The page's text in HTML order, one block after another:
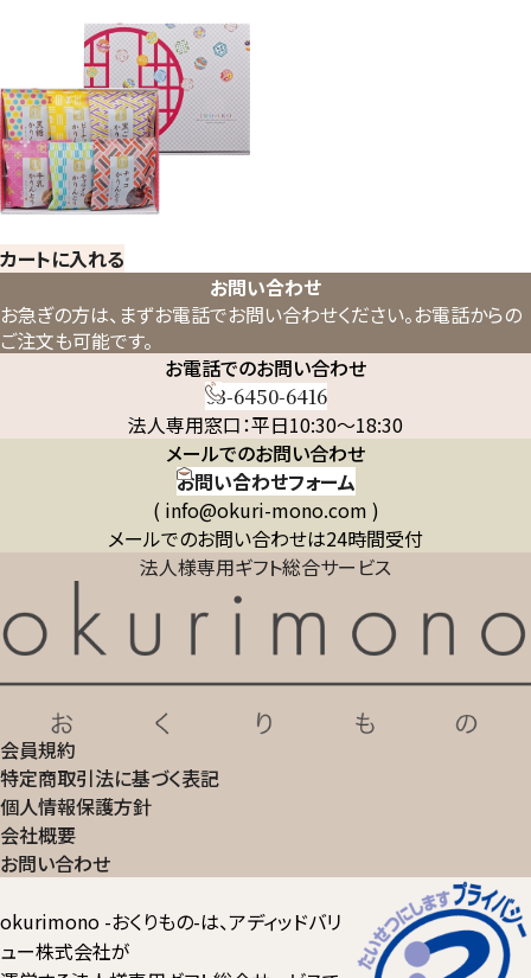
カートに入れる
お問い合わせ
お急ぎの方は、まずお電話でお問い合わせください。お電話からの
ご注文も可能です。
お電話でのお問い合わせ
03-6450-6416
法人専用窓口：平日10:30～18:30
メールでのお問い合わせ
お問い合わせフォーム
( info@okuri-mono.com )
メールでのお問い合わせは24時間受付
法人様専用ギフト総合サービス
会員規約
特定商取引法に基づく表記
個人情報保護方針
会社概要
お問い合わせ
okurimono -おくりもの-は、アディッドバリ
ュー株式会社が